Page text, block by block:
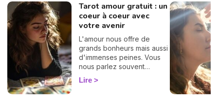
Tarot amour gratuit : un
coeur à coeur avec
votre avenir
L'amour nous offre de
grands bonheurs mais aussi
d'immenses peines. Vous
nous parlez souvent
d'amour dans vos
messages, vous nous
Lire